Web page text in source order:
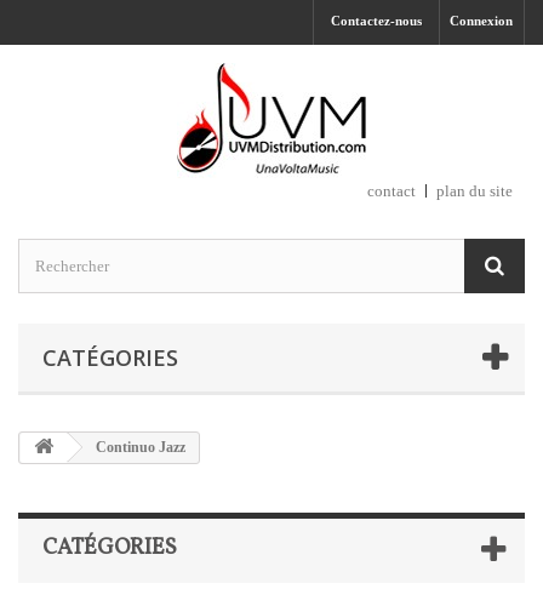
Connexion
Contactez-nous
contact plan du site
CATÉGORIES
Continuo Jazz
CATÉGORIES